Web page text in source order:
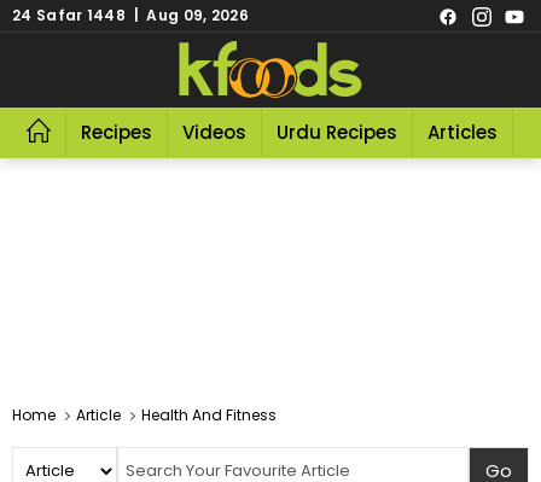
24 Safar 1448 | Aug 09, 2026
Recipes Videos Urdu Recipes Articles
Home Article Health And Fitness